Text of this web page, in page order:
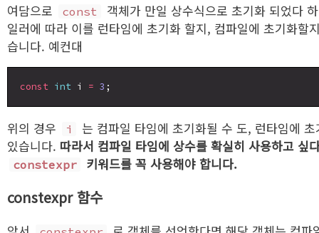
여담으로
const
객체가 만일 상수식으로 초기화 되었다
일러에 따라 이를 런타임에 초기화 할지, 컴파일에 초기화할
습니다. 예컨대
const int i = 3
위의 경우 i
는 컴파일 타임에 초기화될 수 도, 런타임에
있습니다. 따라서 컴파일 타임에 상수를 확실히 사용하고 싶
constexpr 키워드를 꼭 사용해야 합니다.
constexpr 함수